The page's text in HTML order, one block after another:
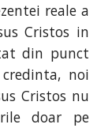
reale a
Cristos in
din punct
noi
Cristos nu
doar pe